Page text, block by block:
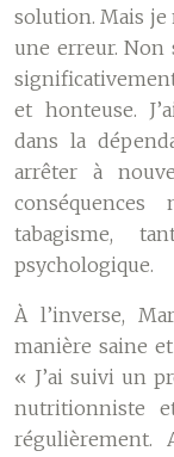
solution. Mais je
une erreur. Non
et honteuse.
dans la
arrêter à
tabagisme,
psychologique.
À l’inverse,
manière saine
« J’ai suivi un
nutritionniste
régulièrement.